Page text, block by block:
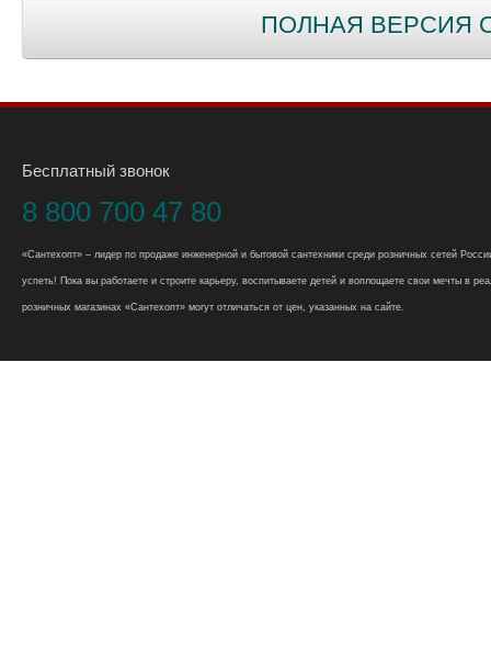
ПОЛНАЯ ВЕРСИЯ
Бесплатный звонок
8 800 700 47 80
«Сантехопт» – лидер по продаже инженерной и бытовой сантехники среди розничных сетей
успеть! Пока вы работаете и строите карьеру, воспитываете детей и воплощаете свои мечты в
розничных магазинах «Сантехопт» могут отличаться от цен, указанных на сайте.